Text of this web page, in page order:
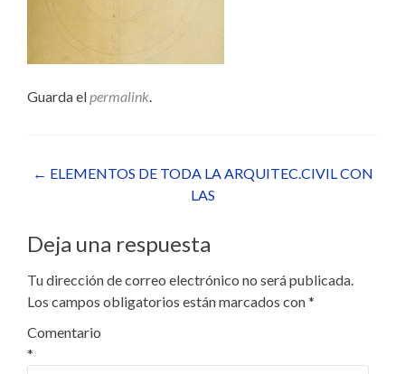
Guarda elpermalink.
Navegación
entradas
← ELEMENTOS DE TODA LA ARQUITEC.CIVIL CON
LAS
Deja una respuesta
Tu dirección de correo electrónico no será publicada.
Los campos obligatorios están marcados con*
Comentario
*